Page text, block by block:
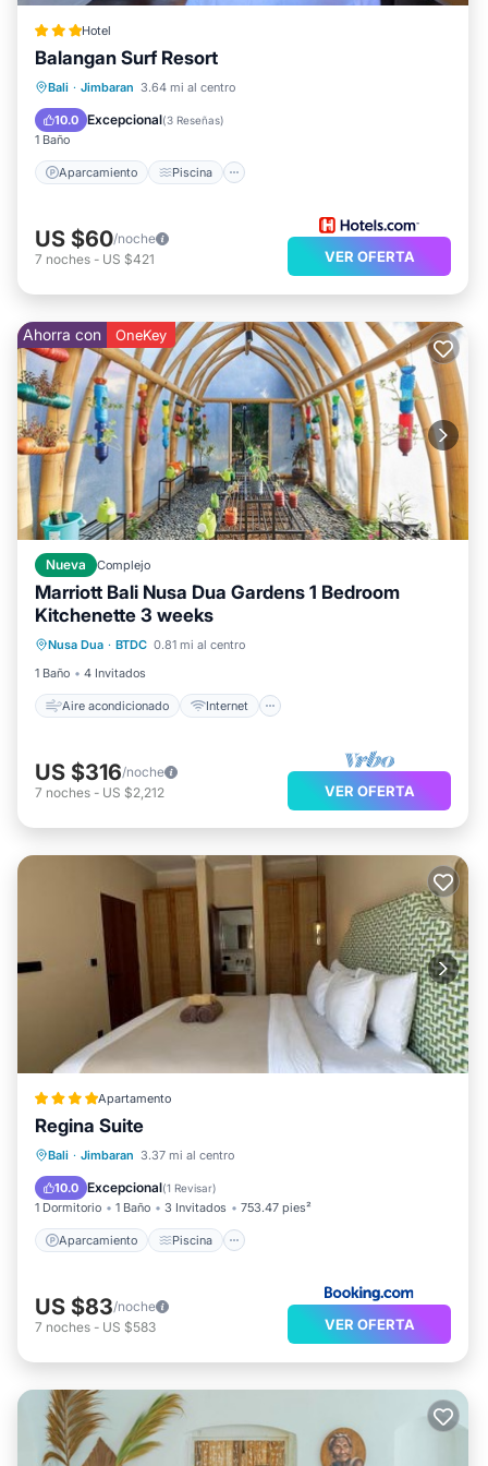
Hotel
Balangan Surf Resort
Bali · Jimbaran 3.64 mi al centro
10.0 Excepcional(3 Reseñas)
1 Baño
Aparcamiento Piscina
Aparcamiento
Piscina
Balcón/Terraza
US $60/noche
7 noches - US $421 VER OFERTA
Ahorra con OneKey
Nueva Complejo
Marriott Bali Nusa Dua Gardens 1 Bedroom
Kitchenette 3 weeks
Nusa Dua · BTDC 0.81 mi al centro
1 Baño
4 Invitados
Aire acondicionado Internet
Aire acondicionado
Lavandería
Ropa de cama
US $316/noche
7 noches - US $2,212 VER OFERTA
Apartamento
Regina Suite
Bali · Jimbaran 3.37 mi al centro
10.0 Excepcional(1 Revisar)
1 Dormitorio 1 Baño 3 Invitados 753.47 pies²
Aparcamiento Piscina
Aparcamiento
Piscina
Balcón/Terraza
US $83/noche
7 noches - US $583 VER OFERTA